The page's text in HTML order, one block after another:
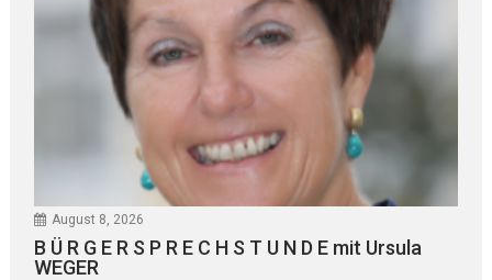
August 8, 2026
B Ü R G E R S P R E C H S T U N D E mit Ursula
WEGER